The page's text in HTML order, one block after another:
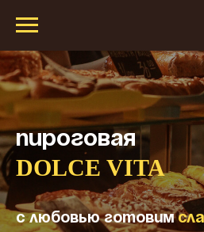
ПИРОГОВАЯ
DOLCE VITA
С любовью готовимсл|